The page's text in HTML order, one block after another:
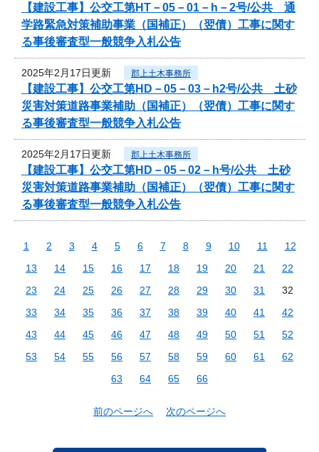
【建設工事】公交工第HT－05－01－h－2号/公共 通
学路緊急対策補助事業（国補正）（翌債）工事に関す
る事後審査型一般競争入札公告
2025年2月17日更新 郡上土木事務所
【建設工事】公交工第HD－05－03－h2号/公共 土砂
災害対策道路事業補助（国補正）（翌債）工事に関す
る事後審査型一般競争入札公告
2025年2月17日更新 郡上土木事務所
【建設工事】公交工第HD－05－02－h号/公共 土砂
災害対策道路事業補助（国補正）（翌債）工事に関す
る事後審査型一般競争入札公告
1 2 3 4 5 6 7 8 9 10 11
12
13
14 15 16 17 18 19 20 21
22
23
24 25 26 27 28 29 30 31
32
33
34 35 36 37 38 39 40 41
42
43
44 45 46 47 48 49 50 51
52
53
54 55 56 57 58 59 60 61
62
63
64 65 66
前のページへ 次のページへ